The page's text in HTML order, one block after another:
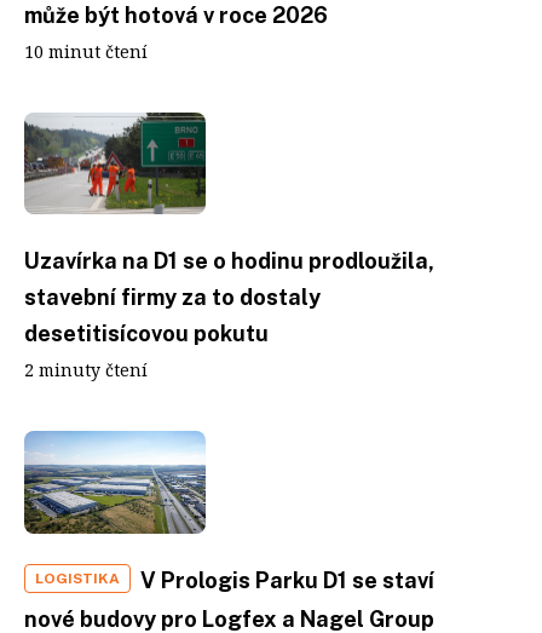
může být hotová v roce 2026
10 minut čtení
Uzavírka na D1 se o hodinu prodloužila,
stavební firmy za to dostaly
desetitisícovou pokutu
2 minuty čtení
LOGISTIKA
V Prologis Parku D1 se staví
nové budovy pro Logfex a Nagel Group